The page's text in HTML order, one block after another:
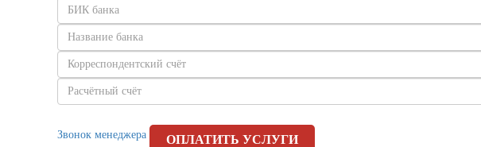
Звонок менеджера ОПЛАТИТЬ УСЛУГИ